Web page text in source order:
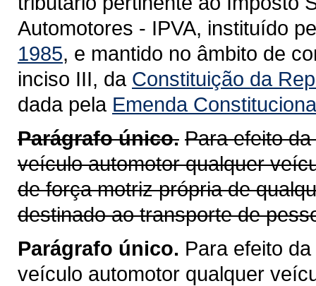
Automotores - IPVA, instituído
1985, e mantido no âmbito de
inciso III, da Constituição da
dada pela Emenda
Parágrafo único. Para efeito
veículo automotor qualquer
de força motriz própria de
destinado ao transporte de
Parágrafo único. Para efeito
veículo automotor qualquer